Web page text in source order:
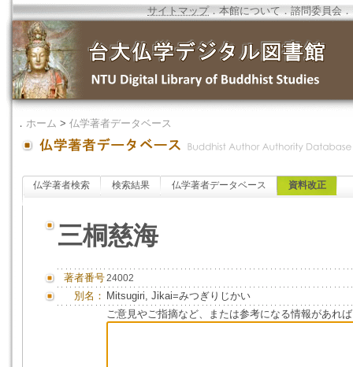
サイトマップ．本館について ．諮問委員会 ．
． ホーム > 仏学著者データベース
仏学著者検索 検索結果 仏学著者データベース 資料改正
三桐慈海
著者番号24002
別名： Mitsugiri, Jikai=みつぎりじかい
ご意見やご指摘など、または参考になる情報があれ